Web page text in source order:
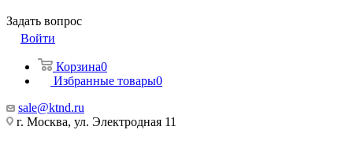
Задать вопрос
Войти
Корзина0
Избранные товары0
sale@ktnd.ru
г. Москва, ул. Электродная 11